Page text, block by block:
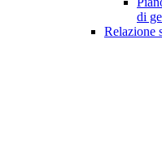
di
Relazione